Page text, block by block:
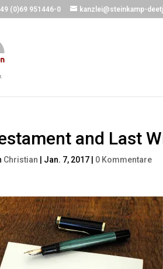
(0)69 951446-0 kanzlei@steinkamp-
and Last
Christian Jan. 7, 2017 0 Kommentare